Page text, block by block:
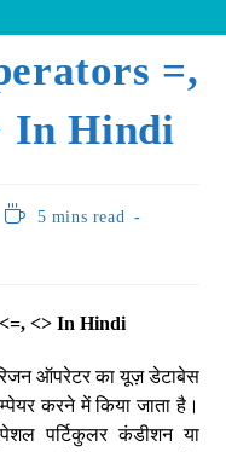
=,
In Hindi
5 mins read
<> In Hindi
ऑपरेटर का यूज़ डेटाबेस
करने में किया जाता है।
पर्टिकुलर कंडीशन या